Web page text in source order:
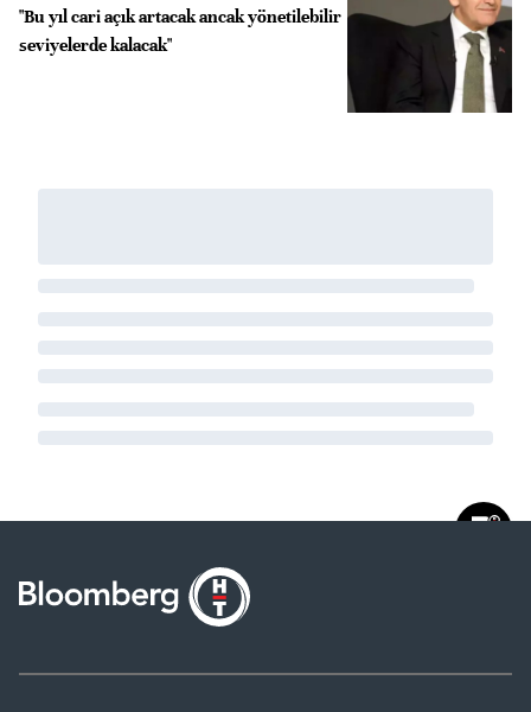
"Bu yıl cari açık artacak ancak yönetilebilir
seviyelerde kalacak"